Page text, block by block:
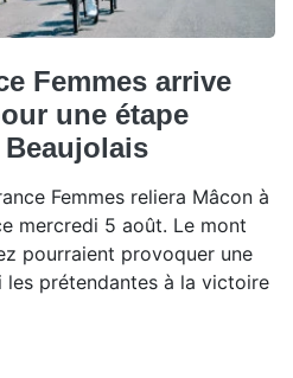
Femmes arrive
une étape
Femmes reliera Mâcon à
mercredi 5 août. Le mont
pourraient provoquer une
les prétendantes à la victoire